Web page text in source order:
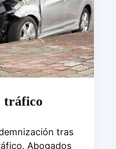
tráfico
tras
Abogados